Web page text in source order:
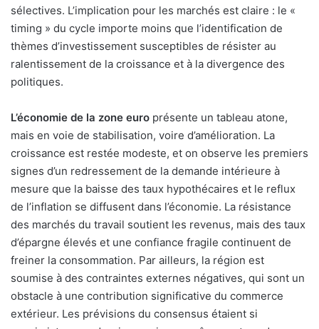
sélectives. L’implication pour les marchés est claire : le «
timing » du cycle importe moins que l’identification de
thèmes d’investissement susceptibles de résister au
ralentissement de la croissance et à la divergence des
politiques.
L’économie de la zone euro présente un tableau atone,
mais en voie de stabilisation, voire d’amélioration. La
croissance est restée modeste, et on observe les premiers
signes d’un redressement de la demande intérieure à
mesure que la baisse des taux hypothécaires et le reflux
de l’inflation se diffusent dans l’économie. La résistance
des marchés du travail soutient les revenus, mais des taux
d’épargne élevés et une confiance fragile continuent de
freiner la consommation. Par ailleurs, la région est
soumise à des contraintes externes négatives, qui sont un
obstacle à une contribution significative du commerce
extérieur. Les prévisions du consensus étaient si